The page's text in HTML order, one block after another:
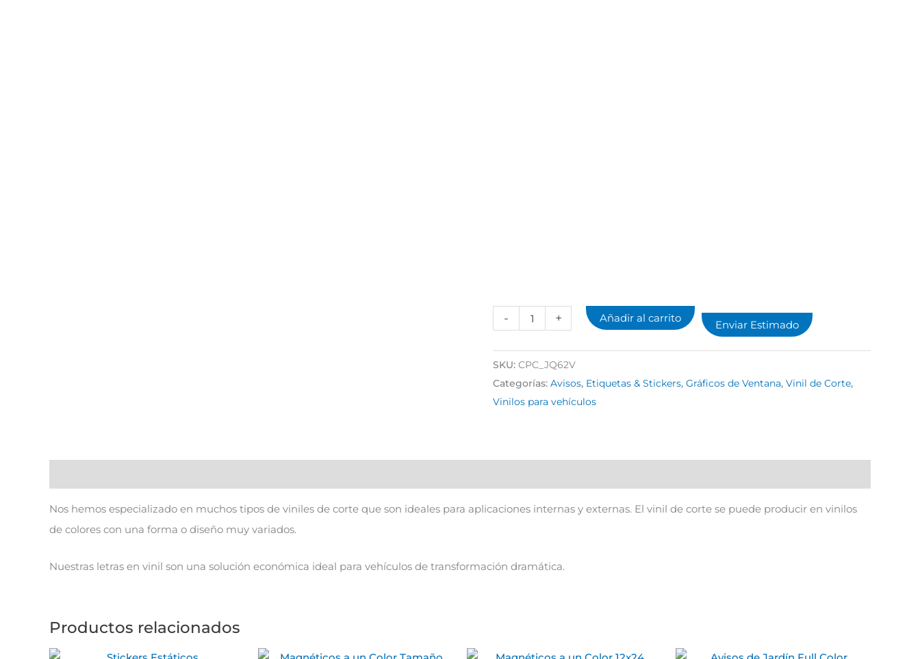
- + Añadir al carrito
Enviar Estimado
SKU: CPC_JQ62V
Categorías: Avisos, Etiquetas & Stickers, Gráficos de Ventana, Vinil de Corte,
Vinilos para vehículos
Nos hemos especializado en muchos tipos de viniles de corte que son ideales para aplicaciones internas y externas. El vinil de corte se puede producir en vinilos
de colores con una forma o diseño muy variados.
Nuestras letras en vinil son una solución económica ideal para vehículos de transformación dramática.
Productos relacionados